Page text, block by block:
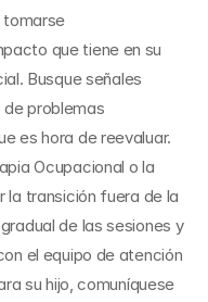
tomarse
que tiene en su
Busque señales
problemas
es hora de reevaluar.
Ocupacional o la
la transición fuera de la
de las sesiones y
el equipo de atención
su hijo, comuníquese